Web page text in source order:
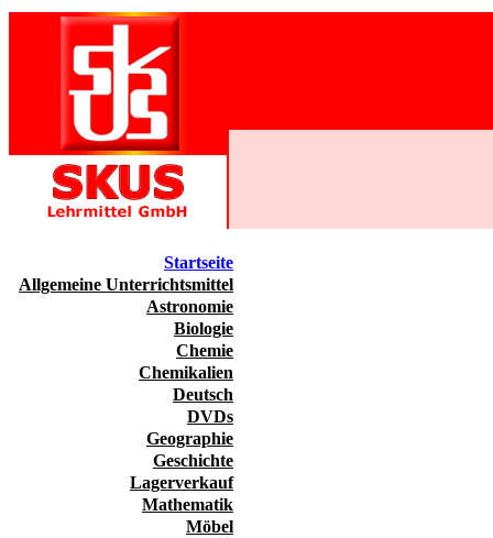
Startseite
Allgemeine Unterrichtsmittel
Astronomie
Biologie
Chemie
Chemikalien
Deutsch
DVDs
Geographie
Geschichte
Lagerverkauf
Mathematik
Möbel